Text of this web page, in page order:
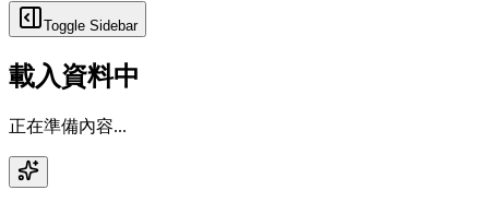
Toggle Sidebar
載入資料中
正在準備內容...